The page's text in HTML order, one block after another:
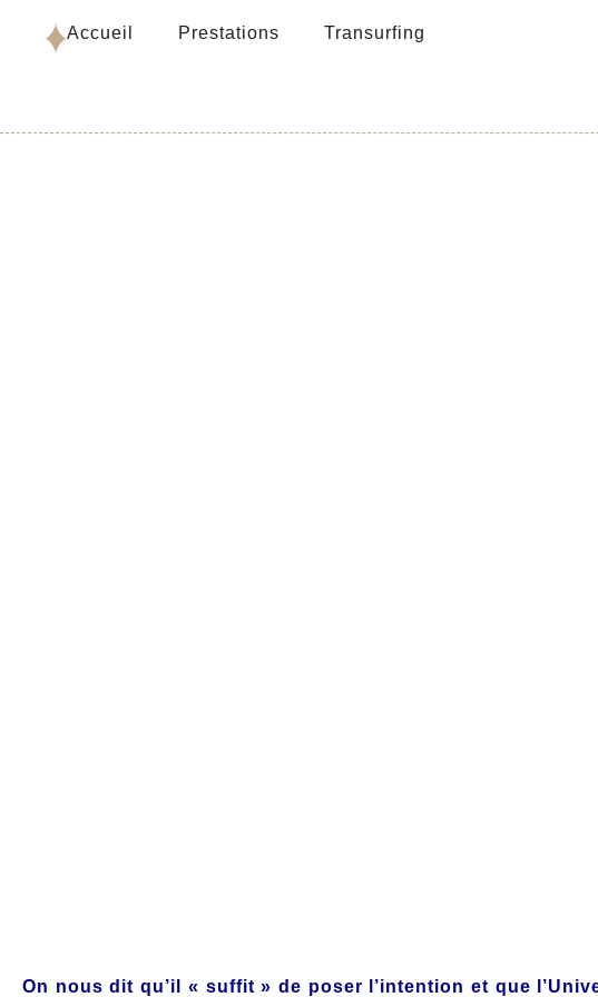
Accueil Prestations Transurfing
On nous dit qu’il « suffit » de poser l’intention et que